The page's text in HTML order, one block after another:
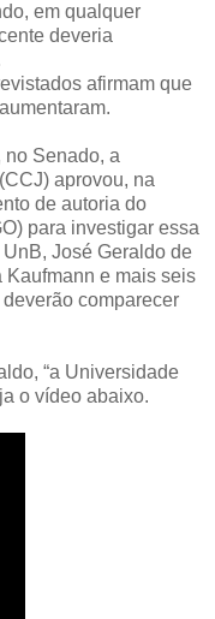
em qualquer
deveria
afirmam que
no Senado, a
aprovou, na
de autoria do
para investigar essa
José Geraldo de
Kaufmann e mais seis
comparecer
“a Universidade
o vídeo abaixo.